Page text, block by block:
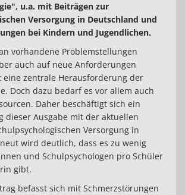
u.a. mit Beiträgen zur
Versorgung in Deutschland und
bei Kindern und Jugendlichen.
vorhandene Problemstellungen
auch auf neue Anforderungen
eine zentrale Herausforderung der
Doch dazu bedarf es vor allem auch
Daher beschäftigt sich ein
dieser Ausgabe mit der aktuellen
Versorgung in
wird deutlich, dass es zu wenig
und Schulpsychologen pro Schüler
gibt.
befasst sich mit Schmerzstörungen